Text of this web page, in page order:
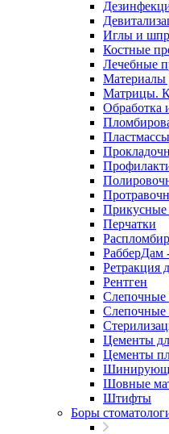
Иглы и
Костные
Лечебные
Материалы
Матрицы.
Обработка
Пластмассы
Прикусные
Перчатки
Ретракция
Рентген
Слепочные
Слепочные
Цементы
Цементы
Шовные
Штифты
Боры